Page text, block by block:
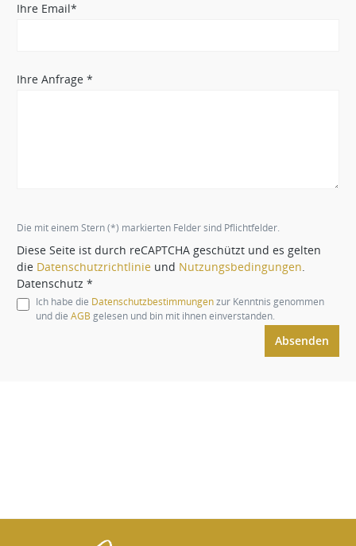
Ihre Email*
Ihre Anfrage *
Die mit einem Stern (*) markierten Felder sind Pflichtfelder.
Diese Seite ist durch reCAPTCHA geschützt und es gelten
die Datenschutzrichtlinie und Nutzungsbedingungen
Datenschutz *
Ich habe die Datenschutzbestimmungenzur Kenntnis genommen
und die AGB gelesen und bin mit ihnen einverstanden.
Absenden